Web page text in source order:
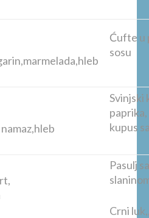
Ćufte u
Svinjski
kupus
Pasulj
Crni